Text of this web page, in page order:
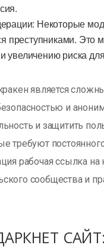
Некоторые
Это
увеличению риска
является
и
и защитить
требуют
рабочая ссылка на
сообщества и